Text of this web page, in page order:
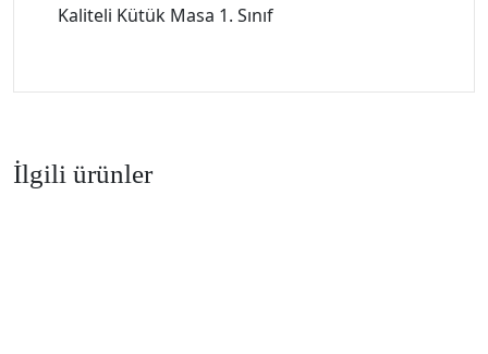
Kaliteli Kütük Masa 1. Sınıf
İlgili ürünler